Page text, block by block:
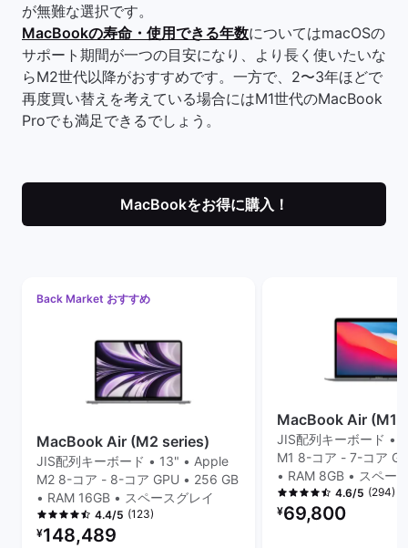
が無難な選択です。
MacBookの寿命・使用できる年数についてはmacOSの
サポート期間が一つの目安になり、より長く使いたいな
らM2世代以降がおすすめです。一方で、2〜3年ほどで
再度買い替えを考えている場合にはM1世代のMacBook
Proでも満足できるでしょう。
MacBookをお得に購入！
Back Market おすすめ
MacBook Air (M2 series)
JIS配列キーボード • 13" • Apple
M2 8-コア - 8-コア GPU • 256 GB
• RAM 16GB • スペースグレイ
4.4/5 (123)
リファービッシュ品の価格：
¥148,489
MacBook Air (M1
JIS配列キーボード •
M1 8-コア - 7-コア
• RAM 8GB • スペー
4.6/5 (294)
リファービッシュ品の
¥69,800